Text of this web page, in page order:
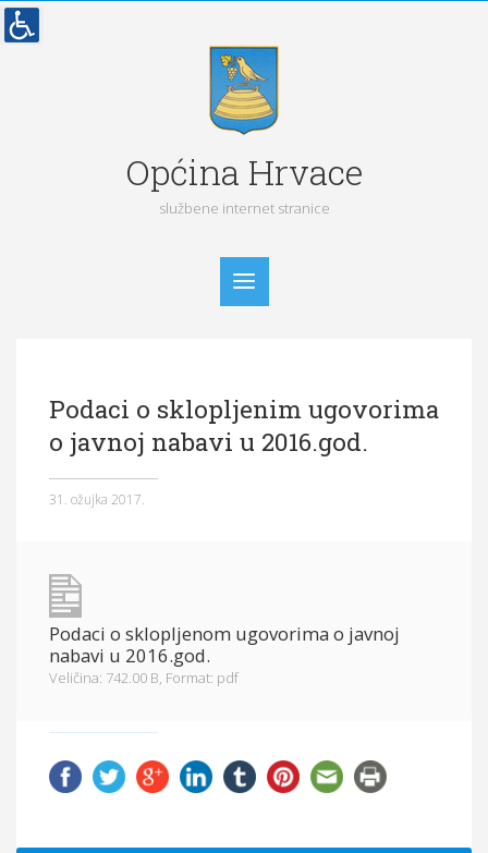
Općina Hrvace
službene internet stranice
Vijesti
Obavijesti
Općina Hrvace
Dokumenti
Pristup informacijama
Podaci o sklopljenim ugovorima
o javnoj nabavi u 2016.god.
31. ožujka 2017.
Podaci o sklopljenom ugovorima o javnoj
nabavi u 2016.god.
Veličina: 742.00 B, Format: pdf